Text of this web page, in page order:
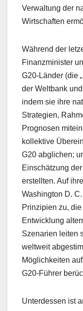
Verwaltung der
Wirtschaften
Während der
Finanzminister
G20-Länder (die
der Weltbank
indem sie ihre
Strategien,
Prognosen
kollektive
G20 abglichen;
Einschätzung
erstellten. Auf
Washington D.
Prinzipien zu,
Entwicklung
Szenarien leiten
weltweit
Möglichkeiten
G20-Führer
Unterdessen ist